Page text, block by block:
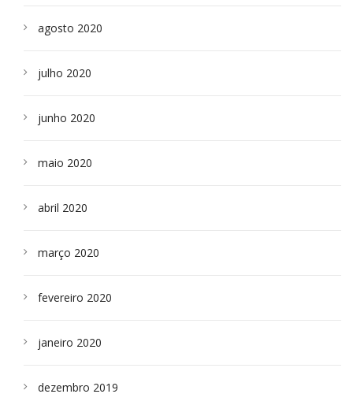
agosto 2020
julho 2020
junho 2020
maio 2020
abril 2020
março 2020
fevereiro 2020
janeiro 2020
dezembro 2019